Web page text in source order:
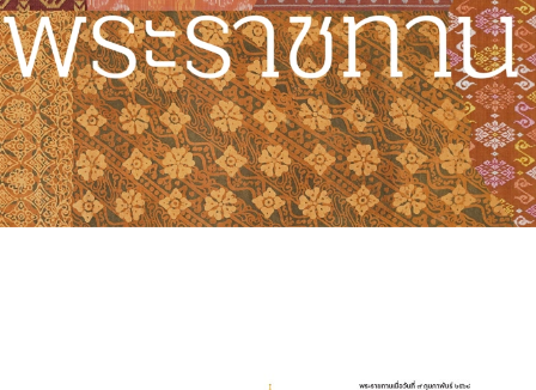
มหัศจรรย์แห่งสีย้อม
หนังสือเฉลิมพระเกียรติ สมเด็จพระเจ้าลูกเธอ
เจ้าฟ้าสิริวัณณวรี นารีรัตนราชกัญญา
หนังสือแห่งความยั่งยืน
เกี่ยวกับเรา